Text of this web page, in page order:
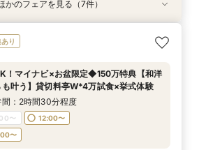
あり 動画あり
ナビ限定】400年の歴史を紡ぐ◆感動の石
式体験✕和も洋も叶う貸切料亭W！絶品和
間：2時間30分程度
〜
フェアを予約
あり
限定フェア》お子様の代わりに会場見学
談まで◎
〜
12:00〜
〜
フェアを予約
あり
限定【料理重視の方へ】料亭の味を実体
牛×海老含む豪華4万試食
〜
12:00〜
〜
フェアを予約
あり
ビ限定【90分でまるごと見学】ドレス×試
案内◆クイック相談
〜
12:00〜
〜
フェアを予約
あり
限定【初見学で6万円ギフト】老舗料亭
本物の緑×開放感×料理
〜
12:00〜
〜
フェアを予約
あり
ビ限定【6名より可】10名69万円～無料試
人数婚プラン相談会
〜
12:00〜
〜
フェアを予約
で安心◎フェア参加】オンライン会場見学
り相談 #日程・人数未定の相談も歓迎!
〜
13:00〜
〜
フェアを予約
かのフェアを見る（7件）
り
！マイナビ×お盆限定◆150万特典【和洋
も叶う】貸切料亭W*4万試食×挙式体験
間：2時間30分程度
〜
12:00〜
〜